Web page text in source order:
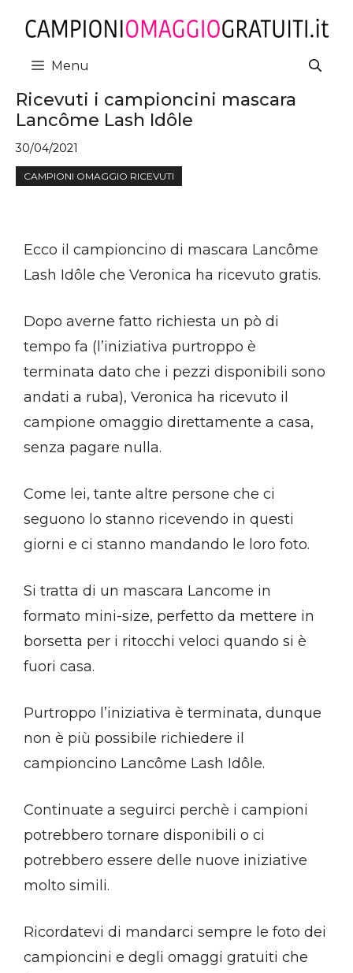
contenuto
Menu
Ricevuti i campioncini mascara
Lancôme Lash Idôle
30/04/2021
CAMPIONI OMAGGIO RICEVUTI
Ecco il campioncino di mascara Lancôme
Lash Idôle che Veronica ha ricevuto gratis.
Dopo averne fatto richiesta un pò di
tempo fa (l’iniziativa purtroppo è
terminata dato che i pezzi disponibili sono
andati a ruba), Veronica ha ricevuto il
campione omaggio direttamente a casa,
senza pagare nulla.
Come lei, tante altre persone che ci
seguono lo stanno ricevendo in questi
giorni e ci stanno mandando le loro foto.
Si tratta di un mascara Lancome in
formato mini-size, perfetto da mettere in
borsetta per i ritocchi veloci quando si è
fuori casa.
Purtroppo l’iniziativa è terminata, dunque
non è più possibile richiedere il
campioncino Lancôme Lash Idôle.
Continuate a seguirci perchè i campioni
potrebbero tornare disponibili o ci
potrebbero essere delle nuove iniziative
molto simili.
Ricordatevi di mandarci sempre le foto dei
campioncini e degli omaggi gratuiti che